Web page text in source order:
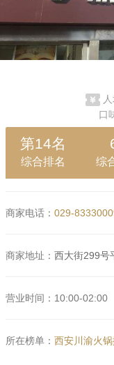
口
第14名
综合排名 综
商家电话： 029-
商家地址： 西大街299号
营业时间：10:00-02:00
所在榜单： 西安川渝火